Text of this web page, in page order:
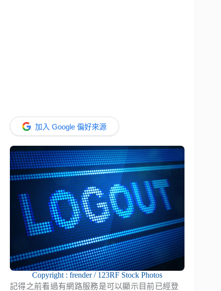
加入 Google 偏好來源
Copyright : frender / 123RF Stock Photos
記得之前看過有網路服務是可以顯示目前已經登